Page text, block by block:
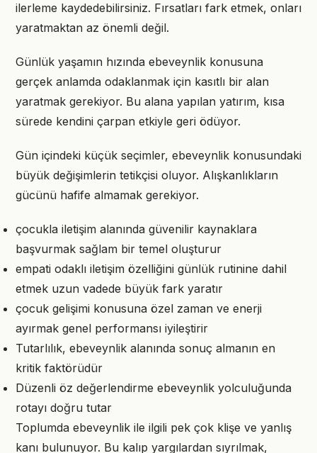
ilerleme kaydedebilirsiniz. Fırsatları fark etmek, onları
yaratmaktan az önemli değil.
Günlük yaşamın hızında ebeveynlik konusuna
gerçek anlamda odaklanmak için kasıtlı bir alan
yaratmak gerekiyor. Bu alana yapılan yatırım, kısa
sürede kendini çarpan etkiyle geri ödüyor.
Gün içindeki küçük seçimler, ebeveynlik konusundaki
büyük değişimlerin tetikçisi oluyor. Alışkanlıkların
gücünü hafife almamak gerekiyor.
çocukla iletişim alanında güvenilir kaynaklara
başvurmak sağlam bir temel oluşturur
empati odaklı iletişim özelliğini günlük rutinine dahil
etmek uzun vadede büyük fark yaratır
çocuk gelişimi konusuna özel zaman ve enerji
ayırmak genel performansı iyileştirir
Tutarlılık, ebeveynlik alanında sonuç almanın en
kritik faktörüdür
Düzenli öz değerlendirme ebeveynlik yolculuğunda
rotayı doğru tutar
Toplumda ebeveynlik ile ilgili pek çok klişe ve yanlış
kanı bulunuyor. Bu kalıp yargılardan sıyrılmak,